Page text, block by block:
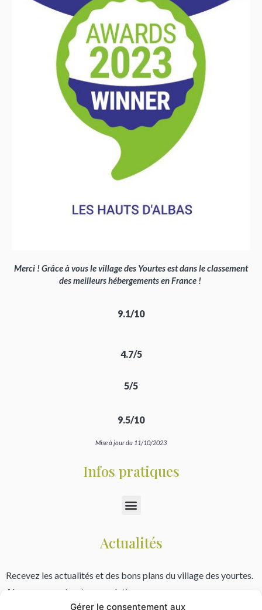
Gérer le consentement aux
Merci ! Grâce à vous le village des Yourtes est dans le classement
des meilleurs hébergements en France !
9.1/10
4.7/5
5/5
9.5/10
Mise à jour du 11/10/2023
Infos pratiques
Actualités
Recevez les actualités et des bons plans du village des yourtes.
Abonnez vous à notre newsletter.